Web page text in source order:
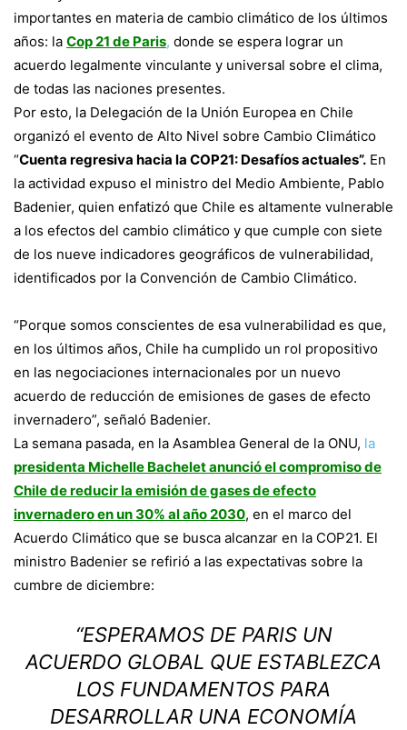
importantes en materia de cambio climático de los últimos
años: la Cop 21 de Paris, donde se espera lograr un
acuerdo legalmente vinculante y universal sobre el clima,
de todas las naciones presentes.
Por esto, la Delegación de la Unión Europea en Chile
organizó el evento de Alto Nivel sobre Cambio Climático
“Cuenta regresiva hacia la COP21: Desafíos actuales”. En
la actividad expuso el ministro del Medio Ambiente, Pablo
Badenier, quien enfatizó que Chile es altamente vulnerable
a los efectos del cambio climático y que cumple con siete
de los nueve indicadores geográficos de vulnerabilidad,
identificados por la Convención de Cambio Climático.
“Porque somos conscientes de esa vulnerabilidad es que,
en los últimos años, Chile ha cumplido un rol propositivo
en las negociaciones internacionales por un nuevo
acuerdo de reducción de emisiones de gases de efecto
invernadero”, señaló Badenier.
La semana pasada, en la Asamblea General de la ONU, la
presidenta Michelle Bachelet anunció el compromiso de
Chile de reducir la emisión de gases de efecto
invernadero en un 30% al año 2030, en el marco del
Acuerdo Climático que se busca alcanzar en la COP21. El
ministro Badenier se refirió a las expectativas sobre la
cumbre de diciembre:
“ESPERAMOS DE PARIS UN
ACUERDO GLOBAL QUE ESTABLEZCA
LOS FUNDAMENTOS PARA
DESARROLLAR UNA ECONOMÍA